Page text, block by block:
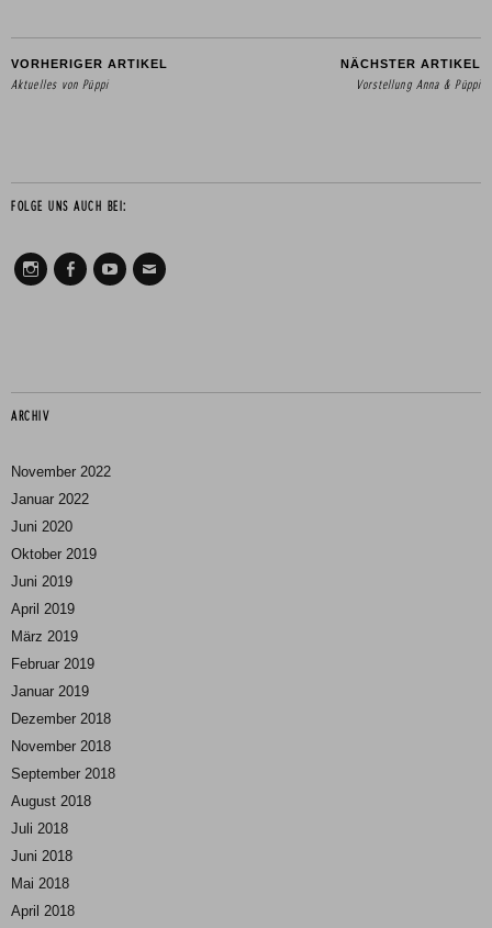
VORHERIGER ARTIKEL
Aktuelles von Püppi
NÄCHSTER ARTIKEL
Vorstellung Anna & Püppi
FOLGE UNS AUCH BEI:
ARCHIV
November 2022
Januar 2022
Juni 2020
Oktober 2019
Juni 2019
April 2019
März 2019
Februar 2019
Januar 2019
Dezember 2018
November 2018
September 2018
August 2018
Juli 2018
Juni 2018
Mai 2018
April 2018